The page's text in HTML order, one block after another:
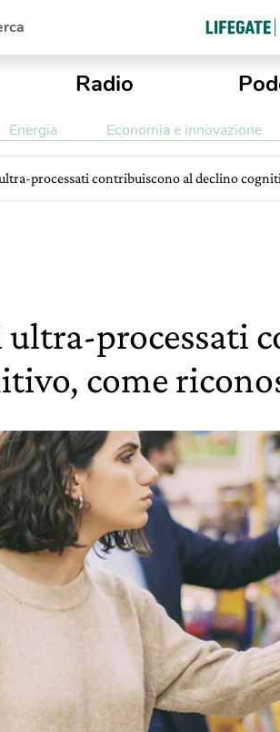
Radio
Energia Economia e innovazione
processati contribuiscono al declino
ultra-processati
come